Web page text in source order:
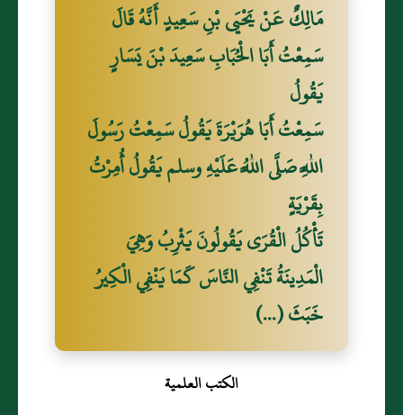
مَالِكٌ عَنْ يَحْيَى بْنِ سَعِيدٍ أَنَّهُ قَالَ
سَمِعْتُ أَبَا الْحُبَابِ سَعِيدَ بْنَ يَسَارٍ
يَقُولُ
سَمِعْتُ أَبَا هُرَيْرَةَ يَقُولُ سَمِعْتُ رَسُولَ
اللَّهِ صَلَّى اللَّهُ عَلَيْهِ وسلم يَقُولُ أُمِرْتُ
بِقَرْيَةٍ
تَأْكُلُ الْقُرَى يَقُولُونَ يَثْرِبُ وَهِيَ
الْمَدِينَةُ تَنْفِي النَّاسَ كَمَا يَنْفِي الْكِيرُ
خَبَثَ (...)
الكتب العلمية